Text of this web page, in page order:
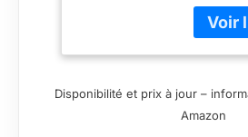
Taille
Taille
Bleu)
Disponibilité et prix à jour –
Amazon